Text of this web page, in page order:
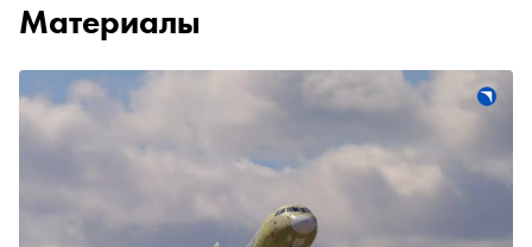
Материалы